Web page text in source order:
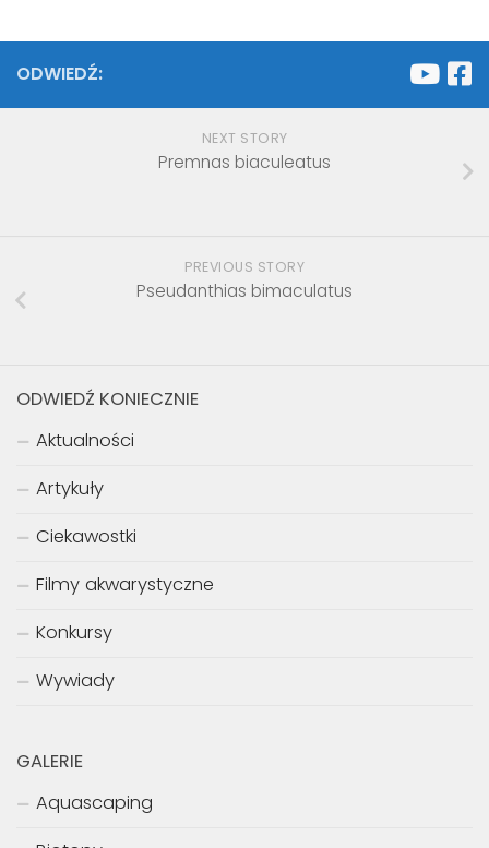
ODWIEDŹ:
NEXT STORY
Premnas biaculeatus
PREVIOUS STORY
Pseudanthias bimaculatus
ODWIEDŹ KONIECZNIE
Aktualności
Artykuły
Ciekawostki
Filmy akwarystyczne
Konkursy
Wywiady
GALERIE
Aquascaping